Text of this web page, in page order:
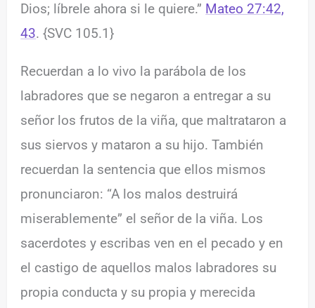
Dios; líbrele ahora si le quiere.” Mateo 27:42,
43. {SVC 105.1}
Recuerdan a lo vivo la parábola de los
labradores que se negaron a entregar a su
señor los frutos de la viña, que maltrataron a
sus siervos y mataron a su hijo. También
recuerdan la sentencia que ellos mismos
pronunciaron: “A los malos destruirá
miserablemente” el señor de la viña. Los
sacerdotes y escribas ven en el pecado y en
el castigo de aquellos malos labradores su
propia conducta y su propia y merecida